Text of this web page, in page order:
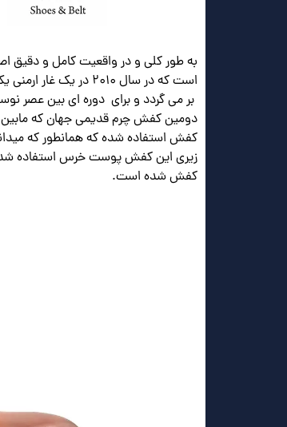
به طور کلی و در واقعیت کامل و
بر می گردد و برای دوره ای بین عصر
دومین کفش چرم قدیمی جهان که
کفش استفاده شده که همانطور که
زیری این کفش پوست خرس استفاده
کفش شده است.